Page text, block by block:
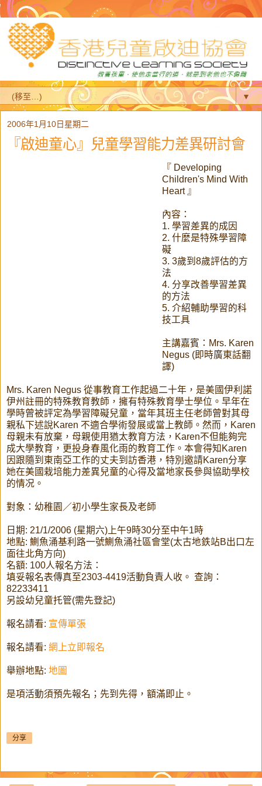
▼
2006年1月10日星期二
『啟迪童心』兒童學習能力差異研討會
『 Developing
Children's Mind With
Heart 』
內容：
1. 學習差異的成因
2. 什麼是特殊學習障
礙
3. 3歲到8歲評估的方
法
4. 分享改善學習差異
的方法
5. 介紹輔助學習的科
技工具
主講嘉賓：Mrs. Karen
Negus (即時廣東話翻
譯)
Mrs. Karen Negus 從事教育工作起過二十年，是美國伊利諾
伊州註冊的特殊教育教師，擁有特殊教育學士學位。早年在
學時曾被評定為學習障礙兒童，當年其班主任老師曾對其母
親私下述說Karen 不適合學術發展或當上教師。然而，Karen
母親未有放棄，母親使用猶太教育方法，Karen不但能夠完
成大學教育，更投身春風化雨的教育工作。本會得知Karen
因跟隨到東南亞工作的丈夫到訪香港，特別邀請Karen分享
她在美國栽培能力差異兒童的心得及當地家長參與協助學校
的情况。
對象：幼稚園／初小學生家長及老師
日期: 21/1/2006 (星期六)上午9時30分至中午1時
地點: 鰂魚涌基利路一號鰂魚涌社區會堂(太古地鉄站B出口左
面往北角方向)
名額: 100人報名方法：
填妥報名表傳真至2303-4419活動負責人收。 查詢：
82233411
另設幼兒童托管(需先登記)
報名請看: 宣傳單張
報名請看: 網上立即報名
舉辦地點: 地圖
是項活動須預先報名；先到先得，額滿即止。
分享